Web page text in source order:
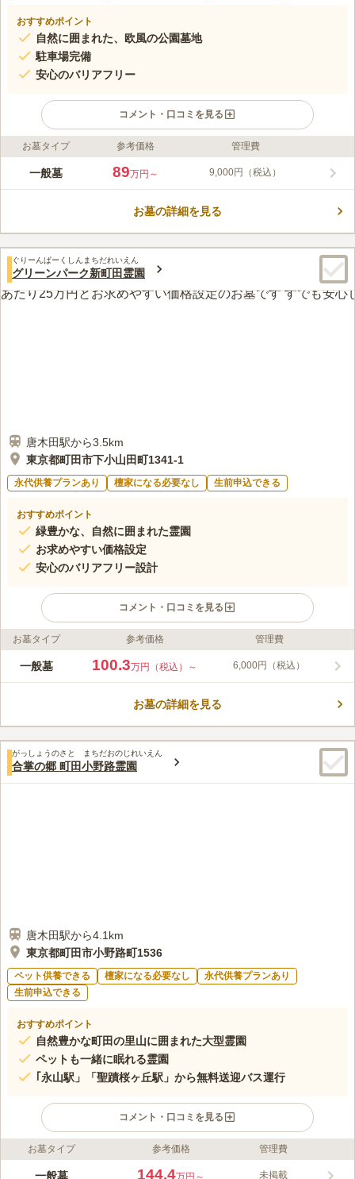
おすすめポイント
自然に囲まれた、欧風の公園墓地
駐車場完備
安心のバリアフリー
コメント・口コミを見る
ライフドット編集部のコメント
サンメモリアル東京は、町田市小野路町にある宗旨・宗派自由の
らしい欧風公園墓地というのが特徴です。 こちらの霊園のアク
きます。駐車場もあるのでお車のご利用をお勧めします。
口コミ評価
みんなの評価
3.8
40代女性
駅からは離れていますが、お墓のあるところでお花やお線香など
も売っているので、持っていかなくても大丈夫です。法事などのときは、
お墓タイプ 参考価格 管理費
一般墓 89万円～ 9,000円（税込）
お墓の詳細を見る
ぐりーんぱーくしんまちだれいえん
グリーンパーク新町田霊園
唐木田駅から3.5km
東京都町田市下小山田町1341-1
永代供養プランあり 檀家になる必要なし 生前申込できる
おすすめポイント
緑豊かな、自然に囲まれた霊園
お求めやすい価格設定
安心のバリアフリー設計
コメント・口コミを見る
ライフドット編集部のコメント
グリーンパーク新町田霊園は、東京都町田市の「多摩センター
す。墓域は、すべて平坦地のバリアフリー設計なので、車いすの
ったりと寛ぎながらお参りすることができます。
口コミ評価
みんなの評価
2.7
50代女性
霊園のすぐそばに花屋さんはあったのだが最近閉めてしまったよ
お墓タイプ 参考価格 管理費
一般墓 100.3万円（税込）～ 6,000円（税込）
お墓の詳細を見る
がっしょうのさと まちだおのじれいえん
合掌の郷 町田小野路霊園
唐木田駅から4.1km
東京都町田市小野路町1536
ペット供養できる 檀家になる必要なし
永代供養プランあり
生前申込できる
おすすめポイント
自然豊かな町田の里山に囲まれた大型霊園
ペットも一緒に眠れる霊園
｢永山駅」「聖蹟桜ヶ丘駅」から無料送迎バス運行
コメント・口コミを見る
ライフドット編集部のコメント
江戸時代、大山街道の宿場町として栄え、自然に囲まれた緑豊か
お墓タイプ 参考価格 管理費
一般墓 144.4万円～ 未掲載